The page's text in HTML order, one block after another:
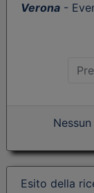
Verona -
Esito della